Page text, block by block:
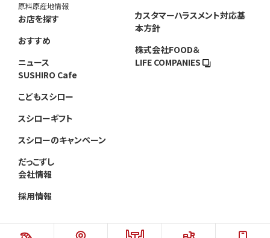
原料原産地情報
お店を探す
おすすめ
ニュース
SUSHIRO Cafe
こどもスシロー
スシローギフト
スシローのキャンペーン
だっこずし
会社情報
採用情報
カスタマーハラスメント対応基
本方針
株式会社FOOD＆
LIFE COMPANIES